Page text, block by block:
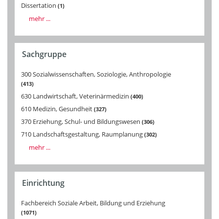
Dissertation 1
mehr ...
Sachgruppe
300 Sozialwissenschaften, Soziologie, Anthropologie
413
630 Landwirtschaft, Veterinärmedizin 400
610 Medizin, Gesundheit 327
370 Erziehung, Schul- und Bildungswesen 306
710 Landschaftsgestaltung, Raumplanung 302
mehr ...
Einrichtung
Fachbereich Soziale Arbeit, Bildung und Erziehung
1071